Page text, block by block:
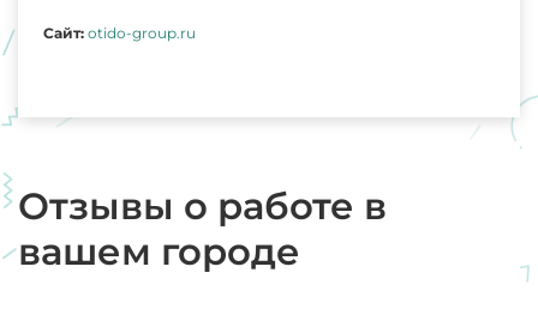
Сайт: otido-group.ru
Отзывы о работе в
вашем городе